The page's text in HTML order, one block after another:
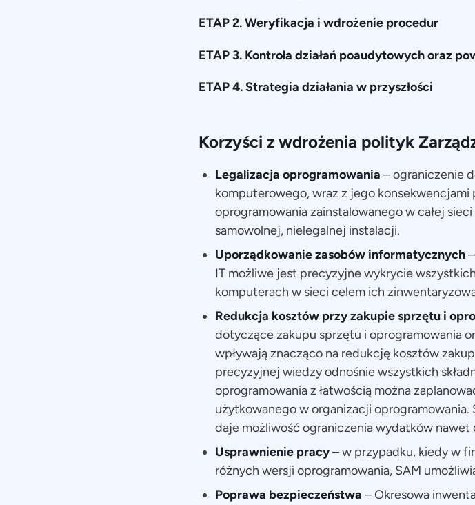
ETAP 2. Weryfikacja i wdrożenie procedur
ETAP 3. Kontrola działań poaudytowych oraz
ETAP 4. Strategia działania w przyszłości
Korzyści z wdrożenia polityk
Legalizacja oprogramowania – ograniczenie
komputerowego, wraz z jego
oprogramowania zainstalowanego w całej
samowolnej, nielegalnej instalacji.
Uporządkowanie zasobów informatycznych
IT możliwe jest precyzyjne wykrycie
komputerach w sieci celem ich
Redukcja kosztów przy zakupie sprzętu i
dotyczące zakupu sprzętu i oprogramowania
wpływają znacząco na redukcję kosztów
precyzyjnej wiedzy odnośnie wszystkich
oprogramowania z łatwością można
użytkowanego w organizacji
daje możliwość ograniczenia wydatków nawet
Usprawnienie pracy– w przypadku, kiedy w
różnych wersji oprogramowania, SAM
Poprawa bezpieczeństwa – Okresowa